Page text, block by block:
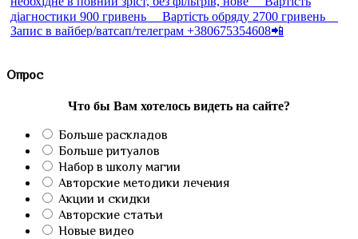
Опрос
Что бы Вам хотелось видеть на сайте?
Больше раскладов
Больше ритуалов
Набор в школу магии
Авторские методики лечения
Акции и скидки
Авторские статьи
Новые видео